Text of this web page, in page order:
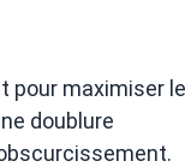
pour maximiser le
doublure